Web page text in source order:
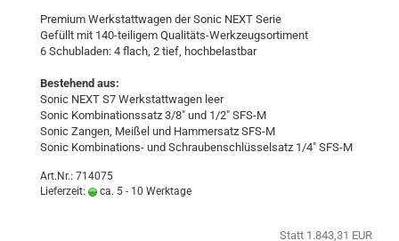
Pre­mi­um Werk­statt­wa­gen der Sonic NEXT Serie
Ge­füllt mit 140-​teiligem Qualitäts-​Werkzeugsortiment
6 Schub­la­den: 4 flach, 2 tief, hoch­be­last­bar
Be­stehend aus:
Sonic NEXT S7 Werk­statt­wa­gen leer
Sonic Kom­bi­na­ti­ons­satz 3/8" und 1/2" SFS-M
Sonic Zan­gen, Mei­ßel und Ham­mer­satz SFS-M
Sonic Kombinations-​​ und Schrau­ben­schlüs­sel­satz 1/4" SFS-M
Art.Nr.: 714075
Lieferzeit:
ca. 5 - 10 Werktage
Statt 1.843,31 EUR